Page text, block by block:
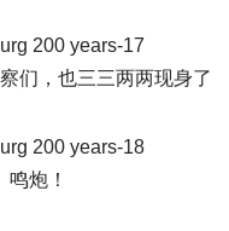
们，也三三两两现身了
鸣炮！